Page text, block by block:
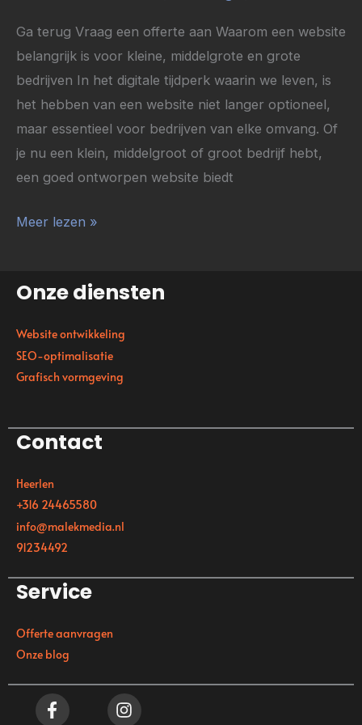
Ga terug Vraag een offerte aan Waarom een website
belangrijk is voor kleine, middelgrote en grote
bedrijven In het digitale tijdperk waarin we leven, is
het hebben van een website niet langer optioneel,
maar essentieel voor bedrijven van elke omvang. Of
je nu een klein, middelgroot of groot bedrijf hebt,
een goed ontworpen website biedt
Meer lezen »
Onze diensten
Website ontwikkeling
SEO-optimalisatie
Grafisch vormgeving
Contact
Heerlen
+316 24465580
info@malekmedia.nl
91234492
Service
Offerte aanvragen
Onze blog